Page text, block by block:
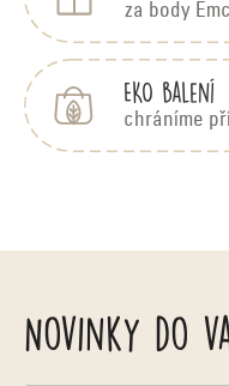
za body
EKO balení
chráníme
Novinky do